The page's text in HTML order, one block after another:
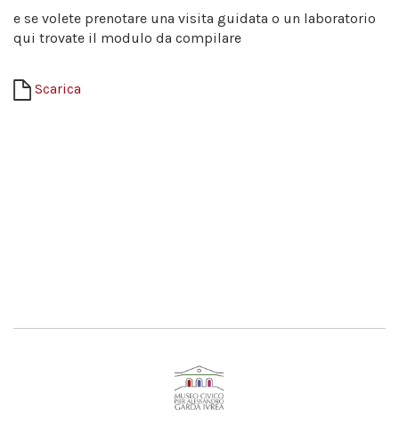
e se volete prenotare una visita guidata o un laboratorio
qui trovate il modulo da compilare
Scarica